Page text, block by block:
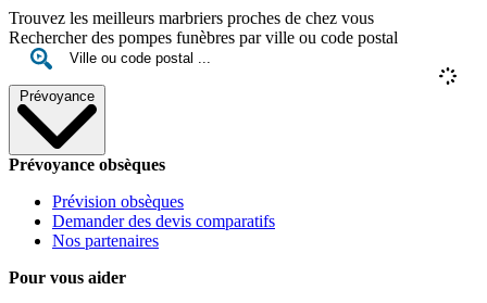
Trouvez les meilleurs marbriers proches de chez vous
Rechercher des pompes funèbres par ville ou code postal
Prévoyance
Prévoyance obsèques
Prévision obsèques
Demander des devis comparatifs
Nos partenaires
Pour vous aider